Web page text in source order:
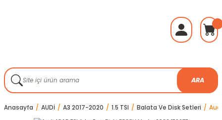
ARA
Anasayfa AUDİ A3 2017-2020 1.5 TSI Balata Ve Disk Setleri